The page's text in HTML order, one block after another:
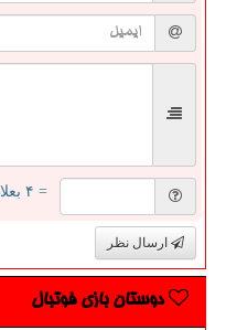
= ۴ بعلاوه ۲
ارسال نظر
دوستان بازی فوتبال